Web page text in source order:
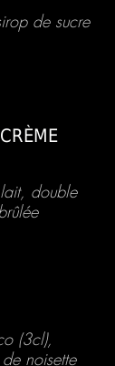
de sucre
double
(3cl),
noisette